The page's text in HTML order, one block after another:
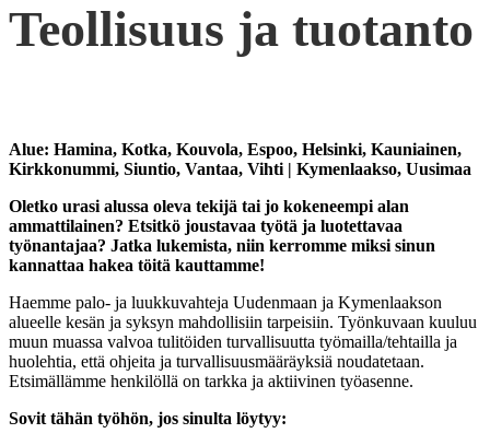
Teollisuus ja tuotanto
Alue: Hamina, Kotka, Kouvola, Espoo, Helsinki, Kauniainen,
Kirkkonummi, Siuntio, Vantaa, Vihti | Kymenlaakso, Uusimaa
Oletko urasi alussa oleva tekijä tai jo kokeneempi alan
ammattilainen? Etsitkö joustavaa työtä ja luotettavaa
työnantajaa? Jatka lukemista, niin kerromme miksi sinun
kannattaa hakea töitä kauttamme!
Haemme palo- ja luukkuvahteja Uudenmaan ja Kymenlaakson
alueelle kesän ja syksyn mahdollisiin tarpeisiin. Työnkuvaan kuuluu
muun muassa valvoa tulitöiden turvallisuutta työmailla/tehtailla ja
huolehtia, että ohjeita ja turvallisuusmääräyksiä noudatetaan.
Etsimällämme henkilöllä on tarkka ja aktiivinen työasenne.
Sovit tähän työhön, jos sinulta löytyy: